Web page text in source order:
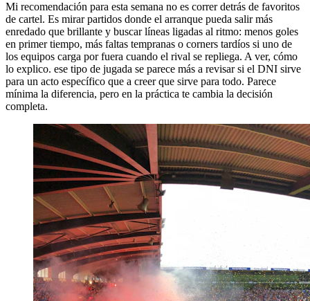
Mi recomendación para esta semana no es correr detrás de favoritos
de cartel. Es mirar partidos donde el arranque pueda salir más
enredado que brillante y buscar líneas ligadas al ritmo: menos goles
en primer tiempo, más faltas tempranas o corners tardíos si uno de
los equipos carga por fuera cuando el rival se repliega. A ver, cómo
lo explico. ese tipo de jugada se parece más a revisar si el DNI sirve
para un acto específico que a creer que sirve para todo. Parece
mínima la diferencia, pero en la práctica te cambia la decisión
completa.